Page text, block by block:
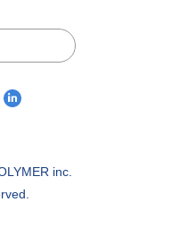
inc.